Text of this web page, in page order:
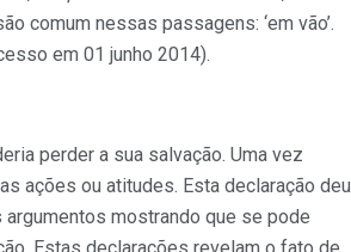
comum nessas passagens: ‘em vão’.
em 01 junho 2014).
perder a sua salvação. Uma vez
ações ou atitudes. Esta declaração deu
mostrando que se pode